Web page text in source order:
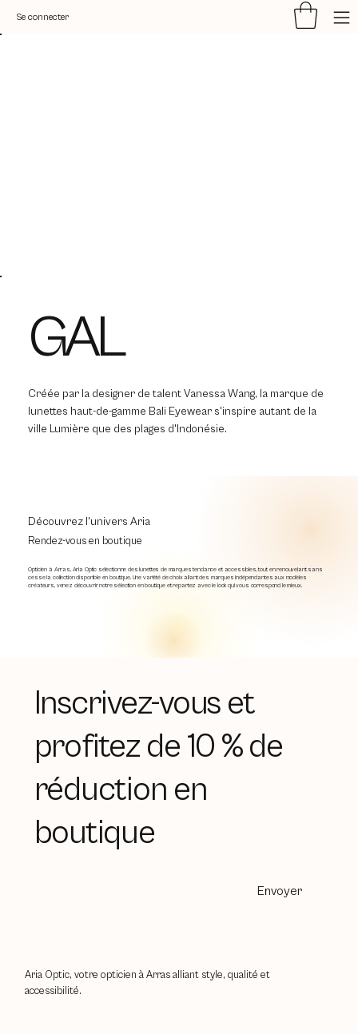
Se connecter
GAL
Créée par la designer de talent Vanessa Wang, la marque de
lunettes haut-de-gamme Bali Eyewear s'inspire autant de la
ville Lumière que des plages d'Indonésie.
Rendez-vous en boutique
Découvrez l'univers Aria
Opticien à Arras, Aria Optic sélectionne des lunettes de marques tendance et accessibles, tout en renouvelant sans
cesse la collection disponible en boutique. Une variété de choix allant des marques indépendantes aux modèles
créateurs, venez découvrir notre sélection en boutique et repartez avec le look qui vous correspond le mieux.
Inscrivez-vous et
profitez de 10 % de
réduction en
boutique
Envoyer
Aria Optic, votre opticien à Arras alliant style, qualité et
accessibilité.